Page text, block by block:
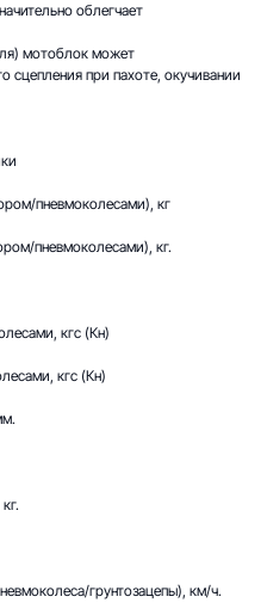
облегчает
мотоблок может
сцепления при пахоте, окучивании
пневмоколесами), кг
пневмоколесами), кг.
кгс (Кн)
кгс (Кн)
грунтозацепы), км/ч.